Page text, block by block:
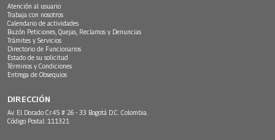
Atención al usuario
Trabaja con nosotros
Calendario de actividades
Buzón Peticiones, Quejas, Reclamos y Denuncias
Trámites y Servicios
Directorio de Funcionarios
Estado de su solicitud
Términos y Condiciones
Entrega de Obsequios
DIRECCIÓN
Av. El Dorado Cr.45 # 26 - 33 Bogotá D.C. Colombia.
Código Postal: 111321